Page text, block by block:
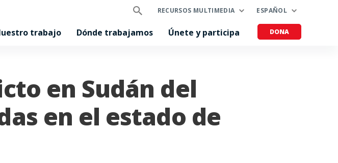
RECURSOS MULTIMEDIA ESPAÑOL
trabajo Dónde trabajamos Únete y participa DONA
en Sudán del
en el estado de